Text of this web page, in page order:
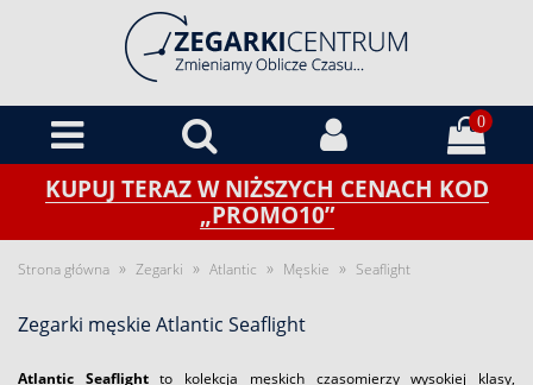
0
KUPUJ TERAZ W NIŻSZYCH CENACH KOD
„PROMO10”
Strona główna » Zegarki » Atlantic » Męskie » Seaflight
Zegarki męskie Atlantic Seaflight
Atlantic Seaflightto kolekcja męskich czasomierzy wysokiej klasy,